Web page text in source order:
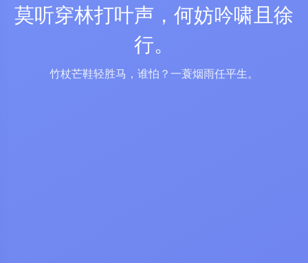
莫听穿林打叶声，何妨吟啸且徐
行。
竹杖芒鞋轻胜马，谁怕？一蓑烟雨任平生。